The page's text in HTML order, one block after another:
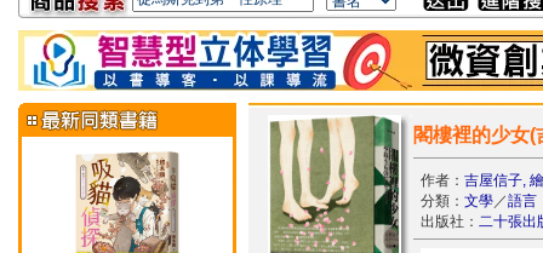
閣樓裡的少女
作者： 吉屋信子,
分類： 文學／語言
出版社： 二十張出